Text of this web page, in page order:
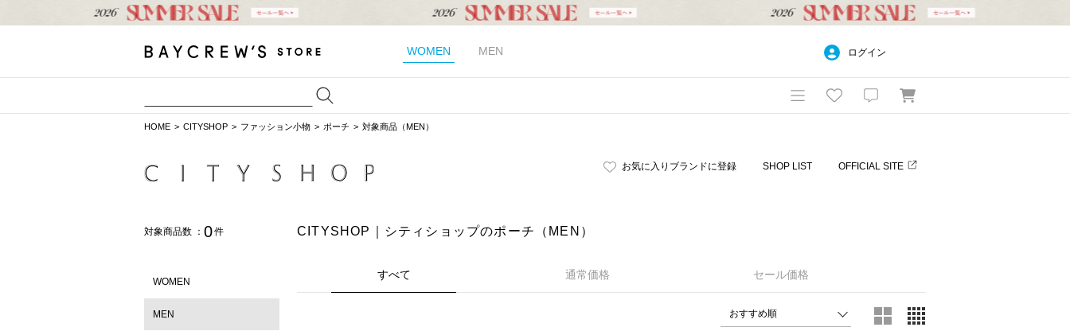
WOMEN MEN ログイン
HOME CITYSHOP ファッション小物 ポーチ 対象商品（MEN）
お気に入りブランドに登録 SHOP LIST OFFICIAL SITE
対象商品数 ： 0件
WOMEN
MEN
CITYSHOP｜シティショップのポーチ（MEN）
すべて 通常価格 セール価格